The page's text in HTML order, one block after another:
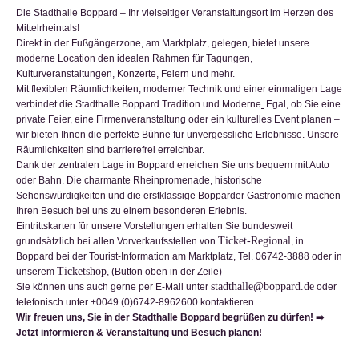
16:00 Musikgarten I für Eltern und Kinder von 1,5 bis 3
14:00 Geschlossene Gesellschaft
16:30
24
25 26 27 28
Kleiner Saal gesperrtKleiner Saal gesperrtKleiner Saal gesperrtAufbau/Abbau/Probe für eine
Geschlossene Gesellschaft
16:30 Stadt Boppard; Sitzung eines städtischen Gremiums
9:00 Mach-Mit-Gruppe Boppard für Eltern mit Kleinkindern
16:00 Training und Proben der Tanzgruppen der
Kleiner Saal gesperrtKleiner Saal gesperrt
Kleiner Saal gesperrt
10:00 Senioren Frühstücks Treff
10:00 Pilates Kurs TG Boppard
13:00 Spiele Treff
13:00 Energieberatung durch Verbraucherzentrale
16:00 Training und Proben der Tanzgruppen der KG
16:00 Musikgarten I für Eltern und Kinder von 1,5 bis 3
16:30 Stadt Boppard; Sitzung eines städtischen Gremiums
31
1 2 3 4 5
6
8:00 Geschlossene Gesellschaft
9:00 Die Deutsche Rentenversicherung vor Ort
9:00 Geschlossene Gesellschaft
10:00 Pilates Kurs TG Boppard
Aufbau/Abbau/Probe für eine
16:00 Training und Proben der Tanzgruppen der KG Schwarz-Gold
9:00 Mach-Mit-Gruppe Boppard für Eltern mit Kleinkindern
16:00 Training und Proben der Tanzgruppen der
14:00 Geschlossene Gesellschaft
15:00 Geschlossene Gesellschaft
16:00 Training und Proben der
15:00 Stadt Boppard; Sitzung eines städtischen Gremiums
16:00 Training und Proben der Tanzgruppen der KG
16:00 Musikgarten I für Eltern und Kinder von 1,5 bis 3
Die Stadthalle Boppard – Ihr vielseitiger Veranstaltungsort im Herzen des
Mittelrheintals!
Direkt in der Fußgängerzone, am Marktplatz, gelegen, bietet unsere
moderne Location den idealen Rahmen für Tagungen,
Kulturveranstaltungen, Konzerte, Feiern und mehr.
Mit flexiblen Räumlichkeiten, moderner Technik und einer einmaligen Lage
verbindet die Stadthalle Boppard Tradition und Moderne. Egal, ob Sie eine
private Feier, eine Firmenveranstaltung oder ein kulturelles Event planen –
wir bieten Ihnen die perfekte Bühne für unvergessliche Erlebnisse. Unsere
Räumlichkeiten sind barrierefrei erreichbar.
Dank der zentralen Lage in Boppard erreichen Sie uns bequem mit Auto
oder Bahn. Die charmante Rheinpromenade, historische
Sehenswürdigkeiten und die erstklassige Bopparder Gastronomie machen
Ihren Besuch bei uns zu einem besonderen Erlebnis.
Eintrittskarten für unsere Vorstellungen erhalten Sie bundesweit
grundsätzlich bei allen Vorverkaufsstellen von Ticket-Regional, in
Boppard bei der Tourist-Information am Marktplatz, Tel. 06742-3888 oder in
unserem Ticketshop, (Button oben in der Zeile)
Sie können uns auch gerne per E-Mail unter stadthalle@boppard.de oder
telefonisch unter +0049 (0)6742-8962600 kontaktieren.
Wir freuen uns, Sie in der Stadthalle Boppard begrüßen zu dürfen! ➡️
Jetzt informieren & Veranstaltung und Besuch planen!